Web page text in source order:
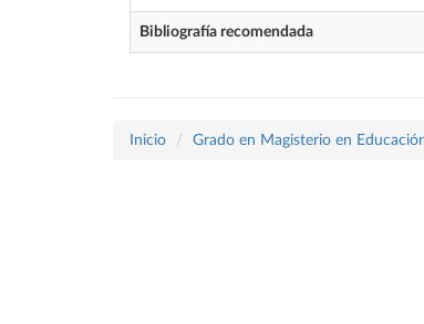
Bibliografía recomendada
Inicio Grado en Magisterio en